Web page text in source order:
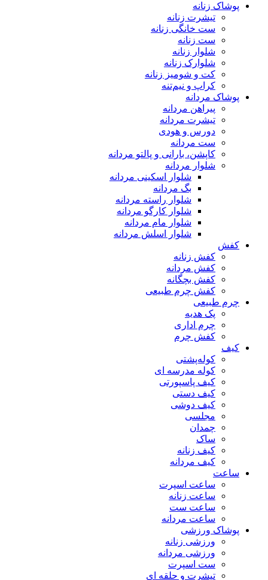
پوشاک زنانه
تیشرت زنانه
ست خانگی زنانه
ست زنانه
شلوار زنانه
شلوارک زنانه
کت و شومیز زنانه
کراپ و نیم‌تنه
پوشاک مردانه
پیراهن مردانه
تیشرت مردانه
دورس و هودی
ست مردانه
کاپشن، بارانی و پالتو مردانه
شلوار مردانه
شلوار اسکینی مردانه
بگ مردانه
شلوار راسته مردانه
شلوار کارگو مردانه
شلوار مام مردانه
شلوار اسلش مردانه
کفش
کفش زنانه
کفش مردانه
کفش بچگانه
کفش چرم طبیعی
چرم طبیعی
پک هدیه
چرم اداری
کفش چرم
کیف
کوله‌پشتی
کوله مدرسه ای
کیف پاسپورتی
کیف دستی
کیف دوشی
مجلسی
چمدان
ساک
کیف زنانه
کیف مردانه
ساعت
ساعت اسپرت
ساعت زنانه
ساعت ست
ساعت مردانه
پوشاک ورزشی
ورزشی زنانه
ورزشی مردانه
ست اسپرت
تیشرت و حلقه ای